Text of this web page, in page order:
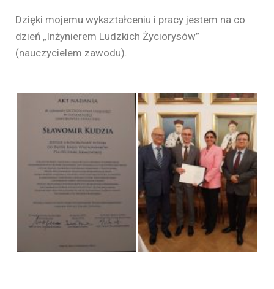
Dzięki mojemu wykształceniu i pracy jestem na co
dzień „Inżynierem Ludzkich Życiorysów”
(nauczycielem zawodu).